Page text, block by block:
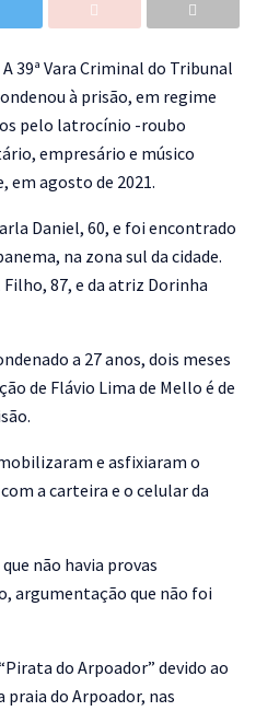
A 39ª Vara Criminal do Tribunal
à prisão, em regime
pelo latrocínio -roubo
empresário e músico
em agosto de 2021.
Daniel, 60, e foi encontrado
na zona sul da cidade.
87, e da atriz Dorinha
a 27 anos, dois meses
de Flávio Lima de Mello é de
e asfixiaram o
a carteira e o celular da
não havia provas
argumentação que não foi
do Arpoador” devido ao
do Arpoador, nas